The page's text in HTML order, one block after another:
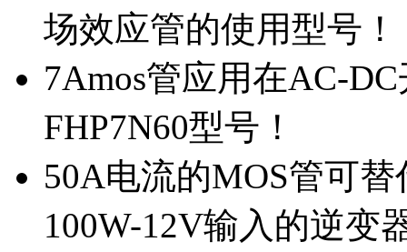
场效应管的使用型号！
7Amos管应用在AC-
FHP7N60型号！
50A电流的MOS管可
100W-12V输入的逆变